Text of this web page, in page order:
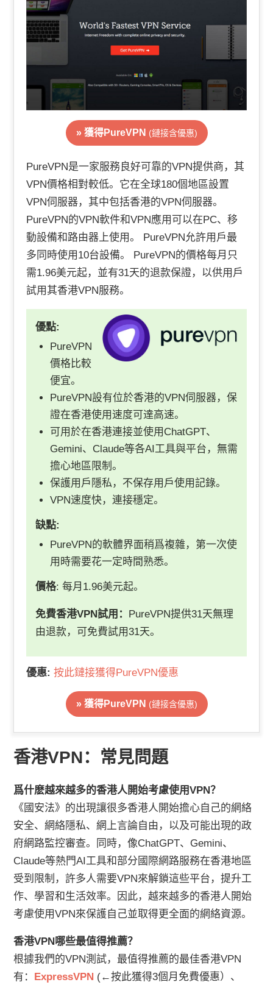
» 獲得PureVPN (鏈接含優惠)
PureVPN是一家服務良好可靠的VPN提供商，其
VPN價格相對較低。它在全球180個地區設置
VPN伺服器，其中包括香港的VPN伺服器。
PureVPN的VPN軟件和VPN應用可以在PC、移
動設備和路由器上使用。 PureVPN允許用戶最
多同時使用10台設備。 PureVPN的價格每月只
需1.96美元起，並有31天的退款保證，以供用戶
試用其香港VPN服務。
優點:
PureVPN
價格比較
便宜。
PureVPN設有位於香港的VPN伺服器，保
證在香港使用速度可達高速。
可用於在香港連接並使用ChatGPT、
Gemini、Claude等各AI工具與平台，無需
擔心地區限制。
保護用戶隱私，不保存用戶使用記錄。
VPN速度快，連接穩定。
缺點:
PureVPN的軟體界面稍爲複雜，第一次使
用時需要花一定時間熟悉。
價格: 每月1.96美元起。
免費香港VPN試用 ：
PureVPN提供31天無理
由退款，可免費試用31天。
優惠: 按此鏈接獲得PureVPN優惠
» 獲得PureVPN (鏈接含優惠)
香港VPN：常見問題
爲什麽越來越多的香港人開始考慮使用VPN？
《國安法》的出現讓很多香港人開始擔心自己的網絡
安全、網絡隱私、網上言論自由，以及可能出現的政
府網路監控審查。同時，像ChatGPT、Gemini、
Claude等熱門AI工具和部分國際網路服務在香港地區
受到限制，許多人需要VPN來解鎖這些平台，提升工
作、學習和生活效率。因此，越來越多的香港人開始
考慮使用VPN來保護自己並取得更全面的網絡資源。
香港VPN哪些最值得推薦？
根據我們的VPN測試，最值得推薦的最佳香港VPN
有： ExpressVPN (←按此獲得3個月免費優惠）、